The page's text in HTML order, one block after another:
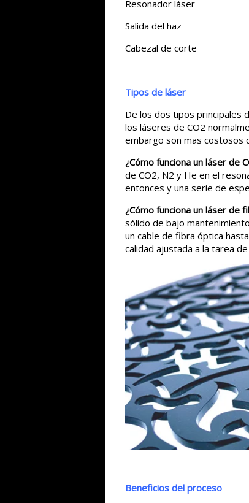
Resonador láser
Salida del haz
Cabezal de corte
Tipos de láser
De los dos tipos principales
los láseres de CO2
embargo son mas costosos
¿Cómo funciona un láser de
de CO2, N2 y He en el
entonces y una serie de
¿Cómo funciona un láser de
sólido de bajo
un cable de fibra óptica
calidad ajustada a la tarea
Beneficios del proceso